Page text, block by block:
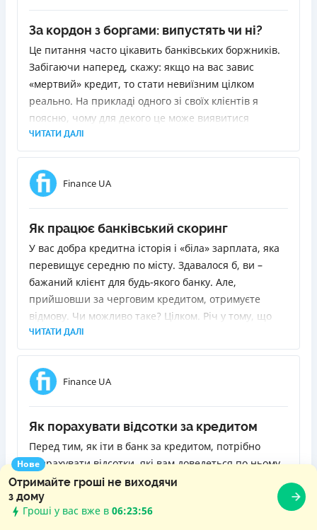
Нове
Отримайте гроші не виходячи
з дому
Гроші у вас вже в 06:23:58
За кордон з боргами: випустять чи ні?
Це питання часто цікавить банківських боржників.
Забігаючи наперед, скажу: якщо на вас завис
«мертвий» кредит, то стати невиїзним цілком
реально. На прикладі одного зі своїх клієнтів я
поясню, чому для декого це може виявитися
«сюрпризом» і як прибрати себе зі стоп-аркуша
прикордонників.
ЧИТАТИ ДАЛІ
Finance UA
Як працює банківський скоринг
У вас добра кредитна історія і «біла» зарплата, яка
перевищує середню по місту. Здавалося б, ви –
бажаний клієнт для будь-якого банку. Але,
прийшовши за черговим кредитом, отримуєте
відмову. Чи можливо таке? Цілком. Річ у тому, що
благонадійність позичальника визначає так звана
скорингова система, у якої може бути інша думка
щодо вас. Вона є в кожному банку, і в кожного вона
своя. Я розповім, як вона працює і чому іноді
ЧИТАТИ ДАЛІ
Finance UA
Як порахувати відсотки за кредитом
Перед тим, як іти в банк за кредитом, потрібно
розрахувати відсотки, які вам доведеться по ньому
виплатити. Інакше кажучи, зрозуміти, у скільки він
вам обійдеться. Знаючи реальний обсяг переплати,
ви зможете правильно оцінити свої сили, а також